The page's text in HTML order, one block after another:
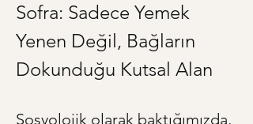
Sofra: Sadece Yemek
Yenen Değil, Bağların
Dokunduğu Kutsal Alan
Sosyolojik olarak baktığımızda,